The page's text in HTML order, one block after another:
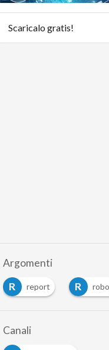
Scaricalo gratis!
Argomenti
R
report R
Canali